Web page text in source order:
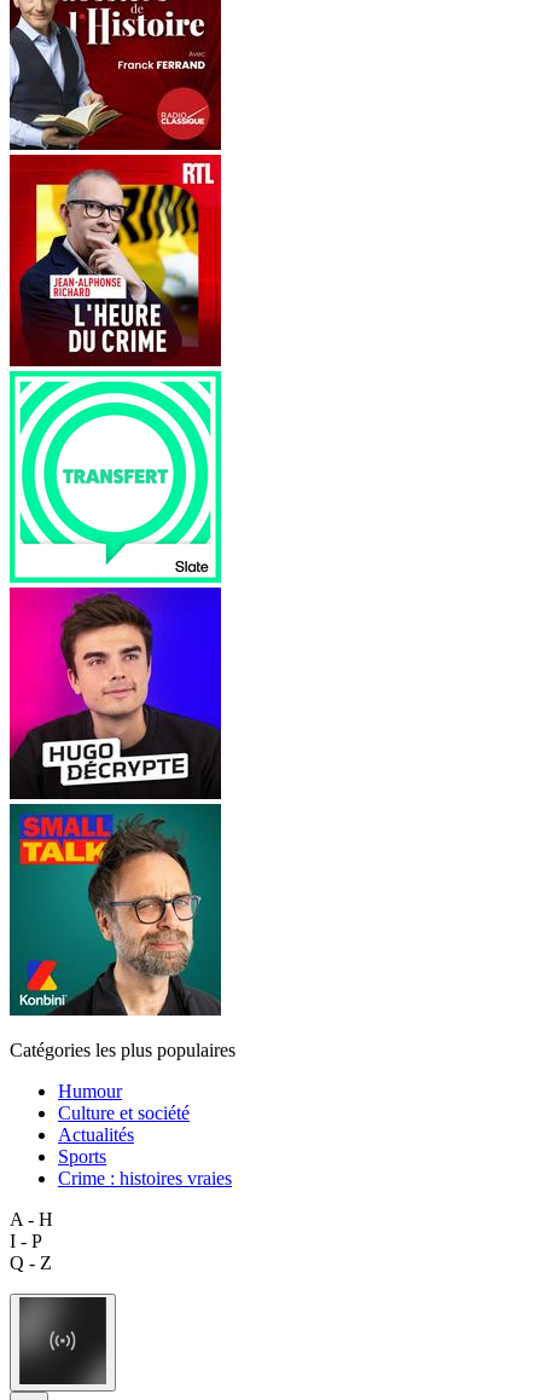
Catégories les plus populaires
Humour
Culture et société
Actualités
Sports
Crime : histoires vraies
A - H
I - P
Q - Z